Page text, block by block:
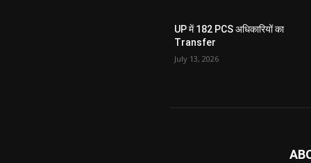
UP में 182 PCS अधिकारियों का
Transfer
July 13, 2026